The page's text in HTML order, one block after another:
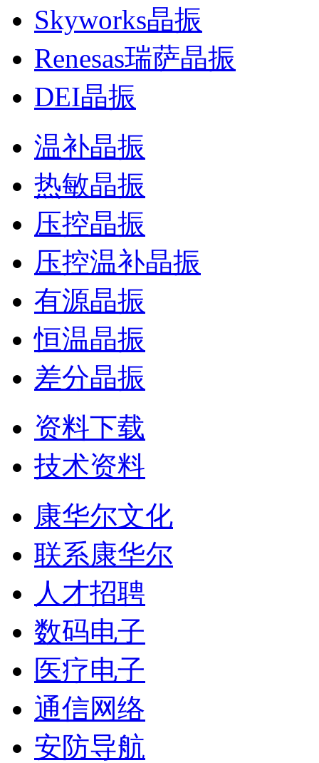
Skyworks晶振
Renesas瑞萨晶振
DEI晶振
温补晶振
热敏晶振
压控晶振
压控温补晶振
有源晶振
恒温晶振
差分晶振
资料下载
技术资料
康华尔文化
联系康华尔
人才招聘
数码电子
医疗电子
通信网络
安防导航